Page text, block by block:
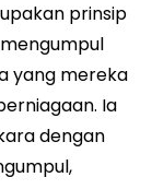
prinsip
yang mereka
Ia
dengan